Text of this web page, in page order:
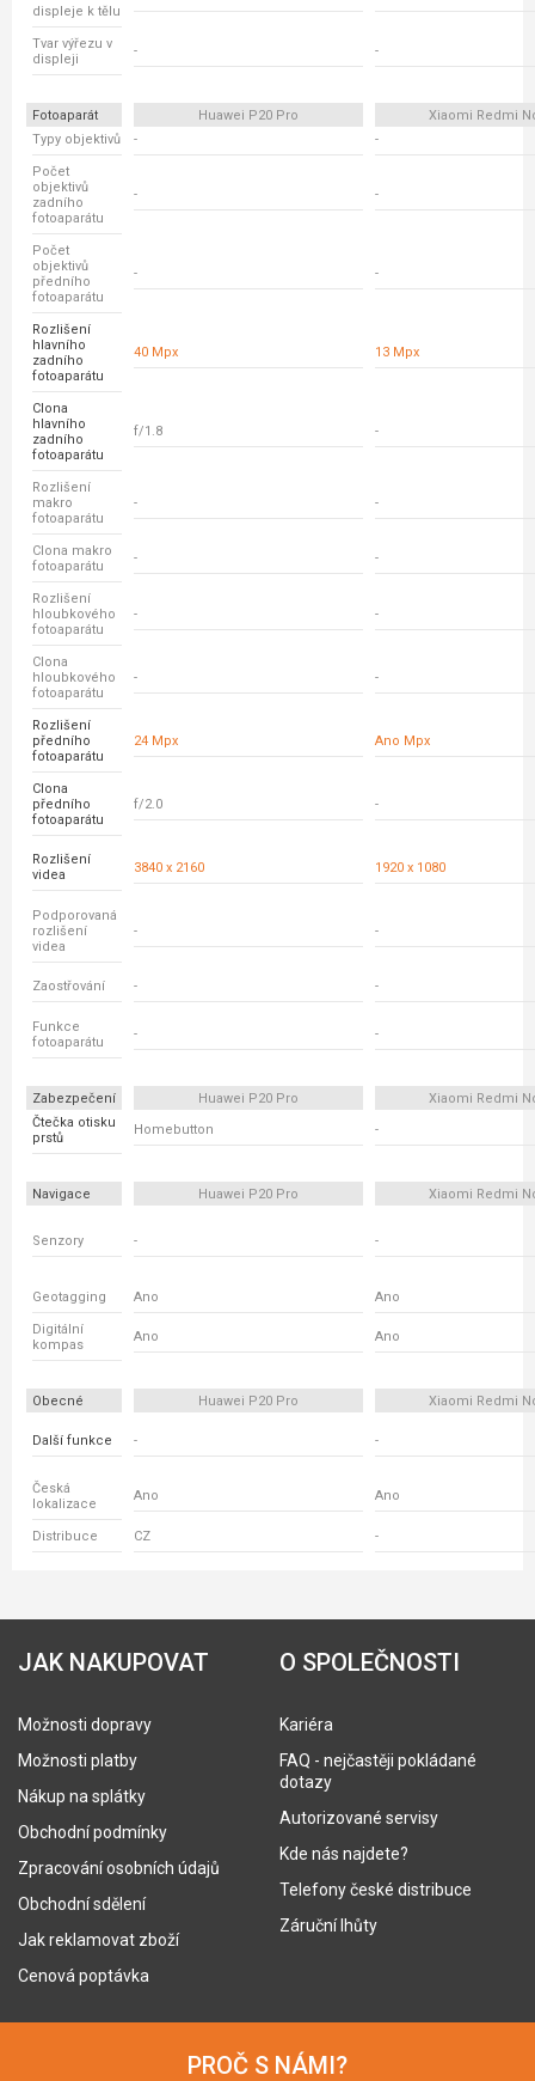
displeje k tělu
Tvar výřezu v
displeji
- -
Fotoaparát Huawei P20 Pro
Xiaomi Redmi
Typy objektivů
- -
Počet
objektivů
zadního
fotoaparátu
- -
Počet
objektivů
předního
fotoaparátu
- -
Rozlišení
hlavního
zadního
fotoaparátu
40 Mpx 13 Mpx
Clona
hlavního
zadního
fotoaparátu
f/1.8 -
Rozlišení
makro
fotoaparátu
- -
Clona makro
fotoaparátu
- -
Rozlišení
hloubkového
fotoaparátu
- -
Clona
hloubkového
fotoaparátu
- -
Rozlišení
předního
fotoaparátu
24 Mpx Ano Mpx
Clona
předního
fotoaparátu
f/2.0 -
Rozlišení
videa
3840 x 2160 1920 x 1080
Podporovaná
rozlišení
videa
- -
Zaostřování - -
Funkce
fotoaparátu
- -
Zabezpečení Huawei P20 Pro
Xiaomi Redmi
Čtečka otisku
prstů
Homebutton -
Navigace Huawei P20 Pro Xiaomi Redmi
Senzory - -
Geotagging Ano Ano
Digitální
kompas
Ano Ano
Obecné Huawei P20 Pro Xiaomi Redmi
Další funkce - -
Česká
lokalizace
Ano Ano
Distribuce CZ -
JAK NAKUPOVAT
Možnosti dopravy
Možnosti platby
Nákup na splátky
Obchodní podmínky
Zpracování osobních údajů
Obchodní sdělení
Jak reklamovat zboží
Cenová poptávka
O SPOLEČNOSTI
Kariéra
FAQ - nejčastěji pokládané
dotazy
Autorizované servisy
Kde nás najdete?
Telefony české distribuce
Záruční lhůty
PROČ S NÁMI?